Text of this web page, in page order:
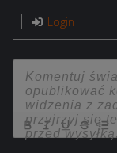
Login